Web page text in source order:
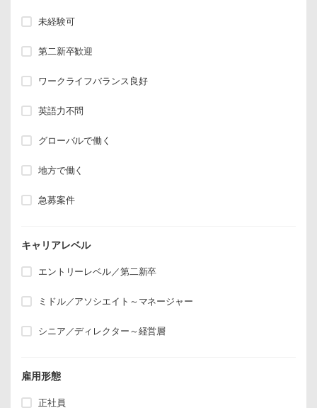
未経験可
第二新卒歓迎
ワークライフバランス良好
英語力不問
グローバルで働く
地方で働く
急募案件
キャリアレベル
エントリーレベル／第二新卒
ミドル／アソシエイト～マネージャー
シニア／ディレクター～経営層
雇用形態
正社員